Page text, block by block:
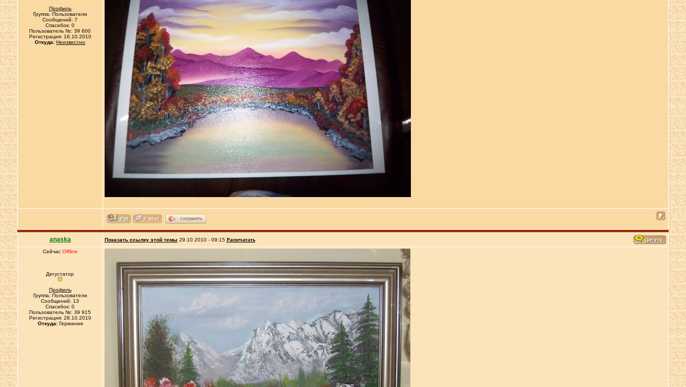
Профиль
Группа: Пользователи
Сообщений: 7
Спасибок: 0
Пользователь №: 39 600
Регистрация: 16.10.2010
Откуда: Неизвестно
сохранить
anaska Показать ссылку этой темы 29.10.2010 - 09:15 Распечатать
Сейчас Offline
Дегустатор
Профиль
Группа: Пользователи
Сообщений: 13
Спасибок: 0
Пользователь №: 39 915
Регистрация: 28.10.2010
Откуда:Германия